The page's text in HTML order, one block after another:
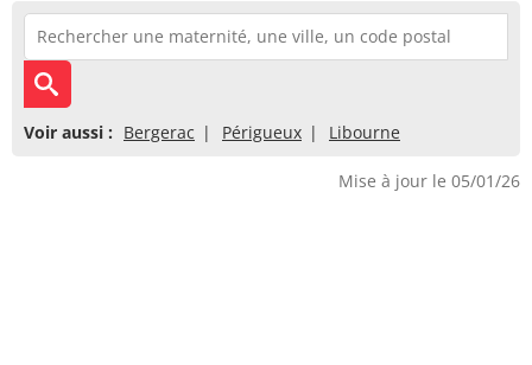
Voir aussi : Bergerac Périgueux Libourne
Mise à jour le 05/01/26